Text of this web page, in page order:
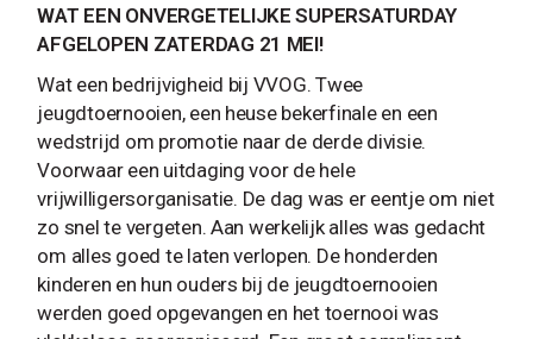
WAT EEN ONVERGETELIJKE SUPERSATURDAY
AFGELOPEN ZATERDAG 21 MEI!
Wat een bedrijvigheid bij VVOG. Twee
jeugdtoernooien, een heuse bekerfinale en een
wedstrijd om promotie naar de derde divisie.
Voorwaar een uitdaging voor de hele
vrijwilligersorganisatie. De dag was er eentje om niet
zo snel te vergeten. Aan werkelijk alles was gedacht
om alles goed te laten verlopen. De honderden
kinderen en hun ouders bij de jeugdtoernooien
werden goed opgevangen en het toernooi was